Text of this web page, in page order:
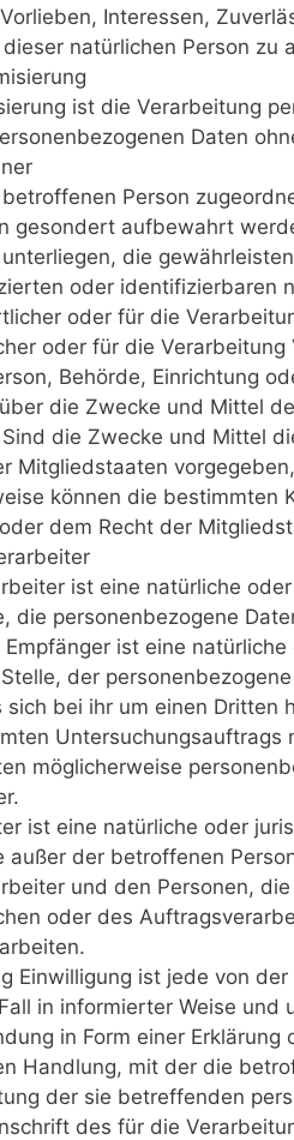
Interessen,
natürlichen Person zu
ist die Verarbeitung
Daten
Person
gesondert aufbewahrt
die
oder identifizierbaren
oder für die
oder für die
Behörde, Einrichtung
die Zwecke und Mittel
die Zwecke und Mittel
Mitgliedstaaten
können die bestimmten
dem Recht der
ist eine natürliche
die personenbezogene
Empfänger ist eine
der
sich bei ihr um einen Dritten
möglicherweise
ist eine natürliche oder
außer der betroffenen
und den Personen,
oder des
Einwilligung ist jede von
in informierter Weise und
in Form einer
Handlung, mit der die
der sie betreffenden
des für die